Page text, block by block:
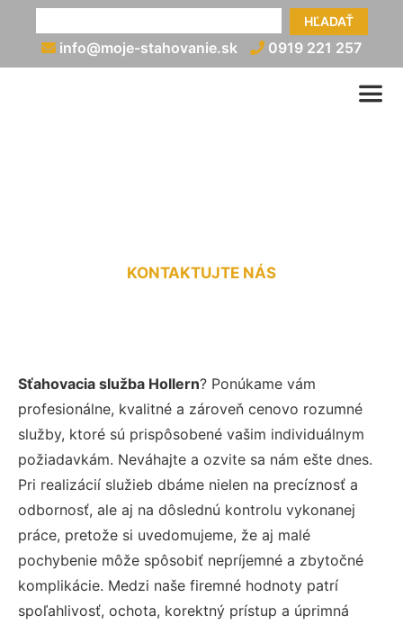
HĽADAŤ
info@moje-stahovanie.sk 0919 221 257
KONTAKTUJTE NÁS
Sťahovacia služba Hollern? Ponúkame vám
profesionálne, kvalitné a zároveň cenovo rozumné
služby, ktoré sú prispôsobené vašim individuálnym
požiadavkám. Neváhajte a ozvite sa nám ešte dnes.
Pri realizácií služieb dbáme nielen na precíznosť a
odbornosť, ale aj na dôslednú kontrolu vykonanej
práce, pretože si uvedomujeme, že aj malé
pochybenie môže spôsobiť nepríjemné a zbytočné
komplikácie. Medzi naše firemné hodnoty patrí
spoľahlivosť, ochota, korektný prístup a úprimná